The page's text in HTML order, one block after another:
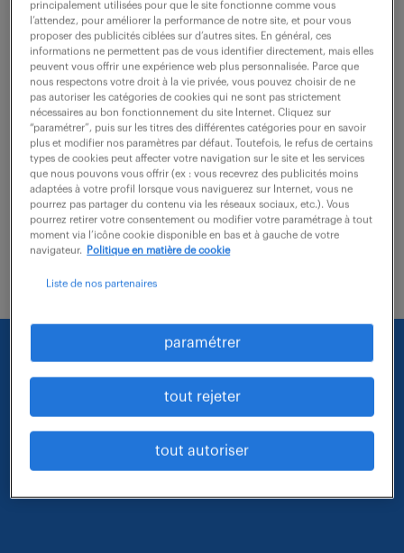
Rattachés à la direction, vous pilotez l'ensemble de
l'activité de transport routier avec une vision
stratégique et un sens aigu de la performance.
Véritables chef d'orchestre de l'exploitation,...
voir l'offre
Nous faisons le maximum pour trouver un emploi
qui vous correspond parmi nos offres :
- métier et compétences : responsable d exploitation
principalement utilisées pour que le site fonctionne comme vous
l’attendez, pour améliorer la performance de notre site, et pour vous
proposer des publicités ciblées sur d’autres sites. En général, ces
informations ne permettent pas de vous identifier directement, mais elles
peuvent vous offrir une expérience web plus personnalisée. Parce que
nous respectons votre droit à la vie privée, vous pouvez choisir de ne
pas autoriser les catégories de cookies qui ne sont pas strictement
nécessaires au bon fonctionnement du site Internet. Cliquez sur
“paramétrer”, puis sur les titres des différentes catégories pour en savoir
plus et modifier nos paramètres par défaut. Toutefois, le refus de certains
types de cookies peut affecter votre navigation sur le site et les services
que nous pouvons vous offrir (ex : vous recevrez des publicités moins
adaptées à votre profil lorsque vous naviguerez sur Internet, vous ne
pourrez pas partager du contenu via les réseaux sociaux, etc.). Vous
pourrez retirer votre consentement ou modifier votre paramétrage à tout
moment via l’icône cookie disponible en bas et à gauche de votre
navigateur.
Politique en matière de cookie
Liste de nos partenaires
paramétrer
tout rejeter
tout autoriser